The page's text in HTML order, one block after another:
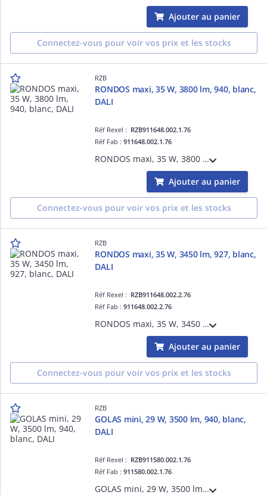
Ajouter au panier
Connectez-vous pour voir vos prix et les stocks
RZB
RONDOS maxi, 35 W, 3800 lm, 940, blanc,
DALI
Réf Rexel : RZB911648.002.1.76
Réf Fab :911648.002.1.76
RONDOS maxi, 35 W, 3800 lm, 940, blanc, DALI, Projecteurs à encastrer, D 178 H 3 HEL 140, 42°
Ajouter au panier
Connectez-vous pour voir vos prix et les stocks
RZB
RONDOS maxi, 35 W, 3450 lm, 927, blanc,
DALI
Réf Rexel : RZB911648.002.2.76
Réf Fab :911648.002.2.76
RONDOS maxi, 35 W, 3450 lm, 927, blanc, DALI, Projecteurs à encastrer, D 178 H 3 HEL 140, 42°
Ajouter au panier
Connectez-vous pour voir vos prix et les stocks
RZB
GOLAS mini, 29 W, 3500 lm, 940, blanc,
DALI
Réf Rexel : RZB911580.002.1.76
Réf Fab :911580.002.1.76
GOLAS mini, 29 W, 3500 lm, 940, blanc, DALI, Projecteurs à encastrer, D 143 H 3 HEL 115, 72°